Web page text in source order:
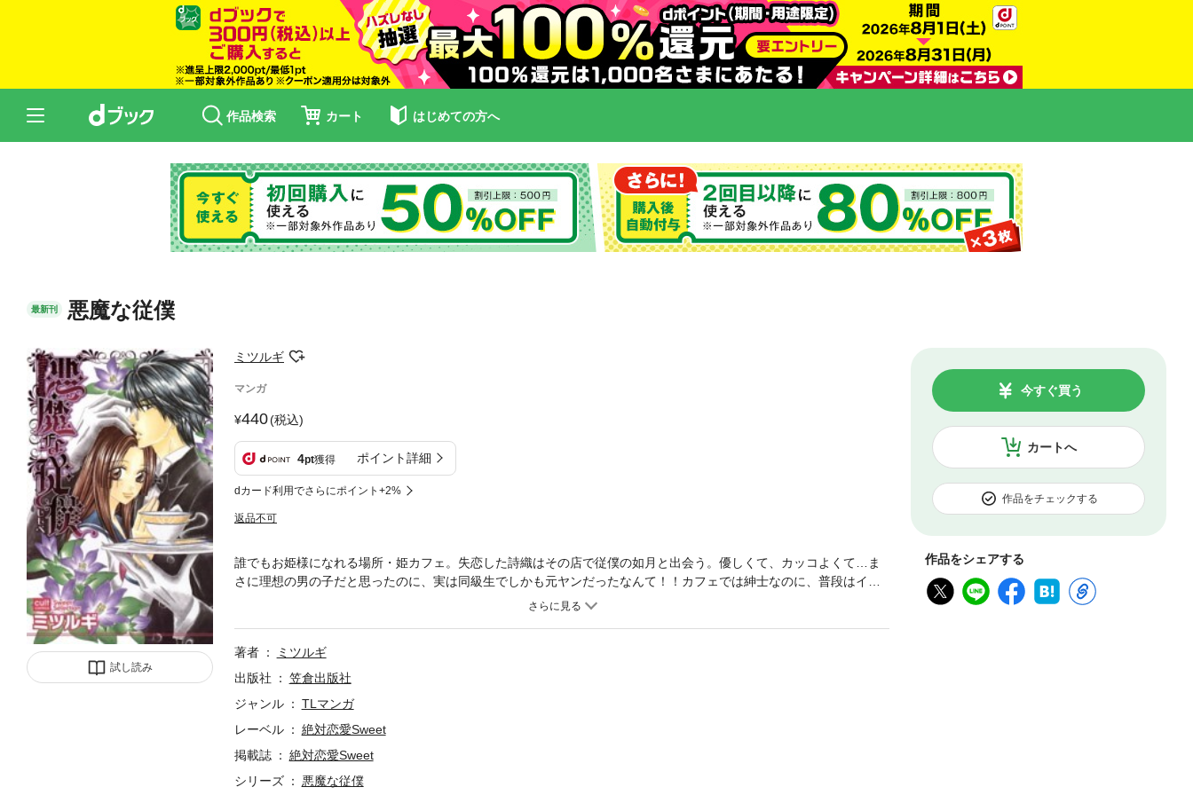
作品検索 カート はじめての方へ
最新刊 悪魔な従僕
試し読み
ミツルギ
マンガ
440(税込)
4pt獲得 ポイント詳細
dカード利用でさらにポイント+2%
返品不可
カートへ
今すぐ買う
作品をチェックする
作品をシェアする
誰でもお姫様になれる場所・姫カフェ。失恋した詩織はその店で従僕の如月と出会う。優しくて、カッコよくて…ま
さに理想の男の子だと思ったのに、実は同級生でしかも元ヤンだったなんて！！カフェでは紳士なのに、普段はイジ
ワルな如月に振り回されつつも、好きな気持ちは止められなくて…。表題作ほか、恋する女の子に送るスウィートな
著者
ミツルギ
出版社
笠倉出版社
ジャンル
TLマンガ
レーベル
絶対恋愛Sweet
掲載誌
絶対恋愛Sweet
シリーズ
悪魔な従僕